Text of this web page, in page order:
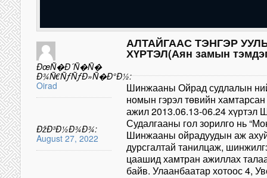
ÐœÑ�Ð´Ñ�Ñ�
Ð¾Ñ€ÑƒÑƒÐ»Ñ�Ð°Ð½:
Oirad
ÐžÐ³Ð½Ð¾Ð¾:
August 27, 2022
АЛТАЙГААС ТЭНГЭР
ХҮРТЭЛ(Аян замын
Шинжааны Ойрад судлалын
номын гэрэл төвийн
ажил 2013.06.13-06.24 хүртэл
Судалгааны гол зорилго нь
Шинжааны ойрадуудын аж
дурсгалтай танилцаж,
цаашид хамтран ажиллах
байв. Улаанбаатар хотоос 4,